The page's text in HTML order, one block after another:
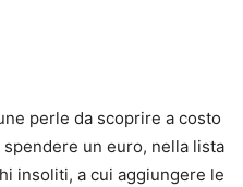
perle da scoprire a costo
spendere un euro, nella lista
insoliti, a cui aggiungere le